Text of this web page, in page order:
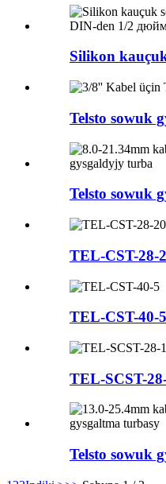
Silikon
Telsto sowuk
Telsto sowuk
TEL-CST-28-
TEL-CST-40-5
TEL-SCST-
Telsto sowuk